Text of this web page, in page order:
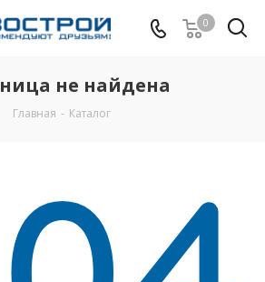
0
не найдена
Главная - Каталог